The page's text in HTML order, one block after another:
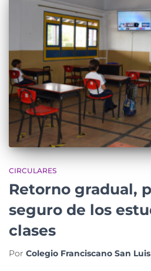
CIRCULARES
Retorno gradual,
seguro de los
clases
Por Colegio Franciscano San